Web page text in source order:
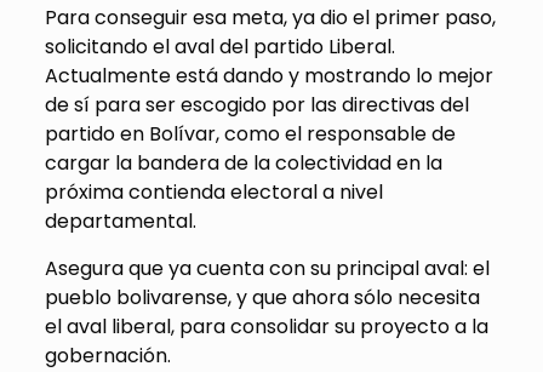
Para conseguir esa meta, ya dio el primer paso,
solicitando el aval del partido Liberal.
Actualmente está dando y mostrando lo mejor
de sí para ser escogido por las directivas del
partido en Bolívar, como el responsable de
cargar la bandera de la colectividad en la
próxima contienda electoral a nivel
departamental.
Asegura que ya cuenta con su principal aval: el
pueblo bolivarense, y que ahora sólo necesita
el aval liberal, para consolidar su proyecto a la
gobernación.